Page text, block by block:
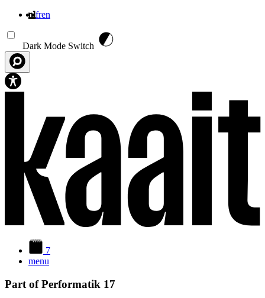
nlfren
Dark Mode Switch
7
menu
Part of Performatik 17